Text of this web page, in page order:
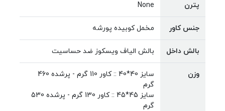
پترن None
جنس کاور مخمل کوبیده پورشه
بالش داخل بالش الیاف ویسکوز ضد حساسیت
وزن
سایز 40*40 :: کاور 110 گرم - پرشده 460
گرم
سایز 45*45 :: کاور 130 گرم - پرشده 530
گرم